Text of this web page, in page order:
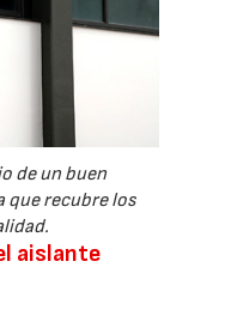
de un buen
recubre los
aislante